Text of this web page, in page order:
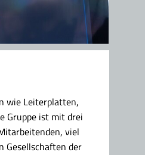
wie Leiterplatten,
Gruppe ist mit drei
viel
Gesellschaften der